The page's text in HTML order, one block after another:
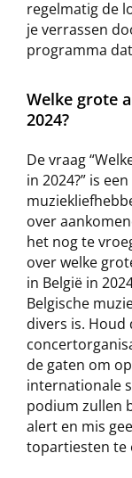
regelmatig de
je verrassen
programma
Welke grote
2024?
De vraag
in 2024?” is
over
het nog te
over welke
in België in
Belgische
divers is. Houd
de gaten om
internationale
podium zullen
alert en mis
topartiesten te